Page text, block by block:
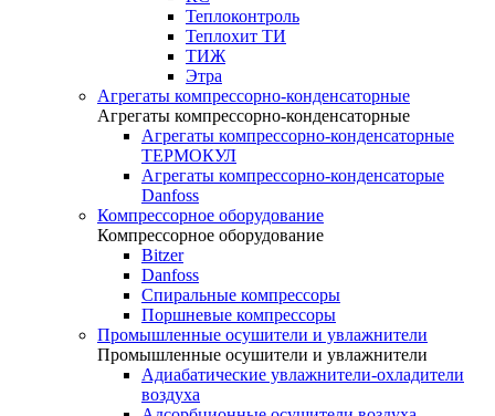
Теплоконтроль
Теплохит ТИ
ТИЖ
Этра
Агрегаты компрессорно-конденсаторные
Агрегаты компрессорно-конденсаторные
Агрегаты компрессорно-конденсаторные
ТЕРМОКУЛ
Агрегаты компрессорно-конденсаторые
Danfoss
Компрессорное оборудование
Компрессорное оборудование
Bitzer
Danfoss
Спиральные компрессоры
Поршневые компрессоры
Промышленные осушители и увлажнители
Промышленные осушители и увлажнители
Адиабатические увлажнители-охладители
воздуха